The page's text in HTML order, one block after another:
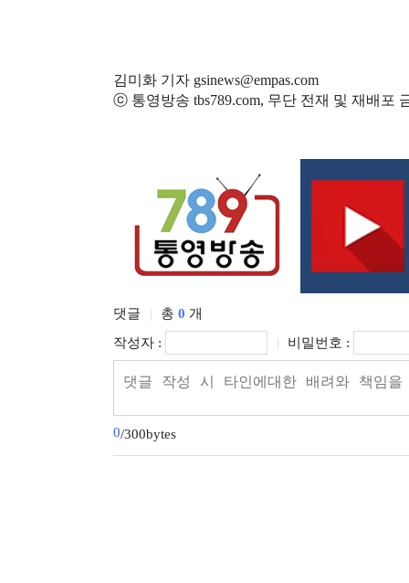
김미화 기자 gsinews@empas.com
ⓒ 통영방송 tbs789.com, 무단 전재 및 재배포
댓글 총 0 개
작성자 :
비밀번호 :
0/300bytes